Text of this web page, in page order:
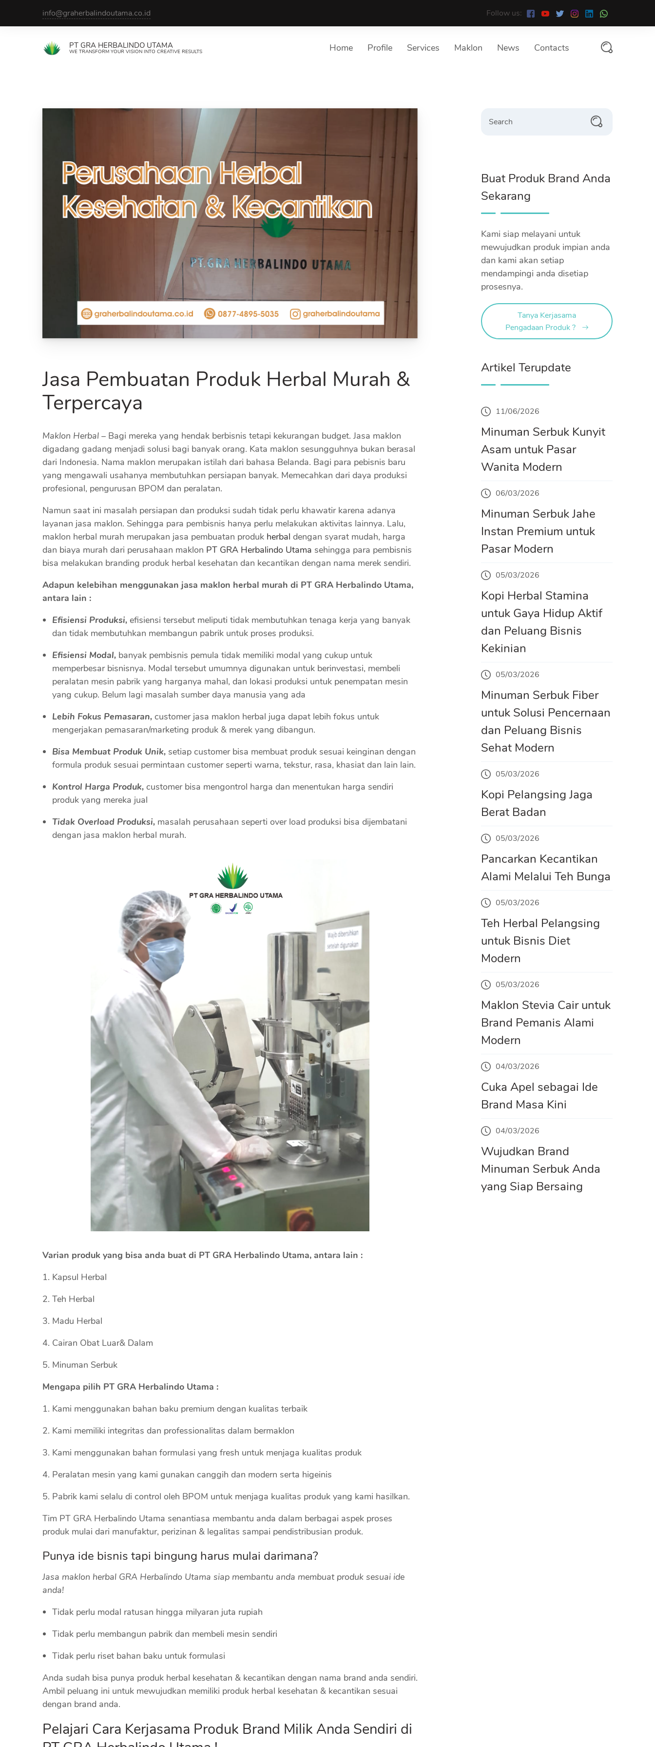
info@graherbalindoutama.co.id Follow us:
PT GRA HERBALINDO UTAMA
WE TRANSFORM YOUR VISION INTO CREATIVE RESULTS Home Profile Services Maklon News Contacts
Jasa Pembuatan Produk Herbal Murah &
Terpercaya
Maklon Herbal – Bagi mereka yang hendak berbisnis tetapi kekurangan budget. Jasa maklon
digadang gadang menjadi solusi bagi banyak orang. Kata maklon sesungguhnya bukan berasal
dari Indonesia. Nama maklon merupakan istilah dari bahasa Belanda. Bagi para pebisnis baru
yang mengawali usahanya membutuhkan persiapan banyak. Memecahkan dari daya produksi
profesional, pengurusan BPOM dan peralatan.
Namun saat ini masalah persiapan dan produksi sudah tidak perlu khawatir karena adanya
layanan jasa maklon. Sehingga para pembisnis hanya perlu melakukan aktivitas lainnya. Lalu,
maklon herbal murah merupakan jasa pembuatan produk herbal dengan syarat mudah, harga
dan biaya murah dari perusahaan maklon PT GRA Herbalindo Utama sehingga para pembisnis
bisa melakukan branding produk herbal kesehatan dan kecantikan dengan nama merek sendiri.
Adapun kelebihan menggunakan jasa maklon herbal murah di PT GRA Herbalindo Utama,
antara lain :
Efisiensi Produksi, efisiensi tersebut meliputi tidak membutuhkan tenaga kerja yang banyak
dan tidak membutuhkan membangun pabrik untuk proses produksi.
Efisiensi Modal, banyak pembisnis pemula tidak memiliki modal yang cukup untuk
memperbesar bisnisnya. Modal tersebut umumnya digunakan untuk berinvestasi, membeli
peralatan mesin pabrik yang harganya mahal, dan lokasi produksi untuk penempatan mesin
yang cukup. Belum lagi masalah sumber daya manusia yang ada
Lebih Fokus Pemasaran, customer jasa maklon herbal juga dapat lebih fokus untuk
mengerjakan pemasaran/marketing produk & merek yang dibangun.
Bisa Membuat Produk Unik, setiap customer bisa membuat produk sesuai keinginan dengan
formula produk sesuai permintaan customer seperti warna, tekstur, rasa, khasiat dan lain lain.
Kontrol Harga Produk, customer bisa mengontrol harga dan menentukan harga sendiri
produk yang mereka jual
Tidak Overload Produksi, masalah perusahaan seperti over load produksi bisa dijembatani
dengan jasa maklon herbal murah.
Varian produk yang bisa anda buat di PT GRA Herbalindo Utama, antara lain :
Kapsul Herbal
Teh Herbal
Madu Herbal
Cairan Obat Luar& Dalam
Minuman Serbuk
Mengapa pilih PT GRA Herbalindo Utama :
Kami menggunakan bahan baku premium dengan kualitas terbaik
Kami memiliki integritas dan professionalitas dalam bermaklon
Kami menggunakan bahan formulasi yang fresh untuk menjaga kualitas produk
Peralatan mesin yang kami gunakan canggih dan modern serta higeinis
Pabrik kami selalu di control oleh BPOM untuk menjaga kualitas produk yang kami hasilkan.
Tim PT GRA Herbalindo Utama senantiasa membantu anda dalam berbagai aspek proses
produk mulai dari manufaktur, perizinan & legalitas sampai pendistribusian produk.
Punya ide bisnis tapi bingung harus mulai darimana?
Jasa maklon herbal GRA Herbalindo Utama siap membantu anda membuat produk sesuai ide
anda!
Tidak perlu modal ratusan hingga milyaran juta rupiah
Tidak perlu membangun pabrik dan membeli mesin sendiri
Tidak perlu riset bahan baku untuk formulasi
Anda sudah bisa punya produk herbal kesehatan & kecantikan dengan nama brand anda sendiri.
Ambil peluang ini untuk mewujudkan memiliki produk herbal kesehatan & kecantikan sesuai
dengan brand anda.
Pelajari Cara Kerjasama Produk Brand Milik Anda Sendiri di
Buat Produk Brand Anda
Sekarang
Kami siap melayani untuk
mewujudkan produk impian anda
dan kami akan setiap
mendampingi anda disetiap
prosesnya.
Tanya Kerjasama
Pengadaan Produk ?
Artikel Terupdate
11/06/2026
Minuman Serbuk Kunyit
Asam untuk Pasar
Wanita Modern
06/03/2026
Minuman Serbuk Jahe
Instan Premium untuk
Pasar Modern
05/03/2026
Kopi Herbal Stamina
untuk Gaya Hidup Aktif
dan Peluang Bisnis
Kekinian
05/03/2026
Minuman Serbuk Fiber
untuk Solusi Pencernaan
dan Peluang Bisnis
Sehat Modern
05/03/2026
Kopi Pelangsing Jaga
Berat Badan
05/03/2026
Pancarkan Kecantikan
Alami Melalui Teh Bunga
05/03/2026
Teh Herbal Pelangsing
untuk Bisnis Diet
Modern
05/03/2026
Maklon Stevia Cair untuk
Brand Pemanis Alami
Modern
04/03/2026
Cuka Apel sebagai Ide
Brand Masa Kini
04/03/2026
Wujudkan Brand
Minuman Serbuk Anda
yang Siap Bersaing